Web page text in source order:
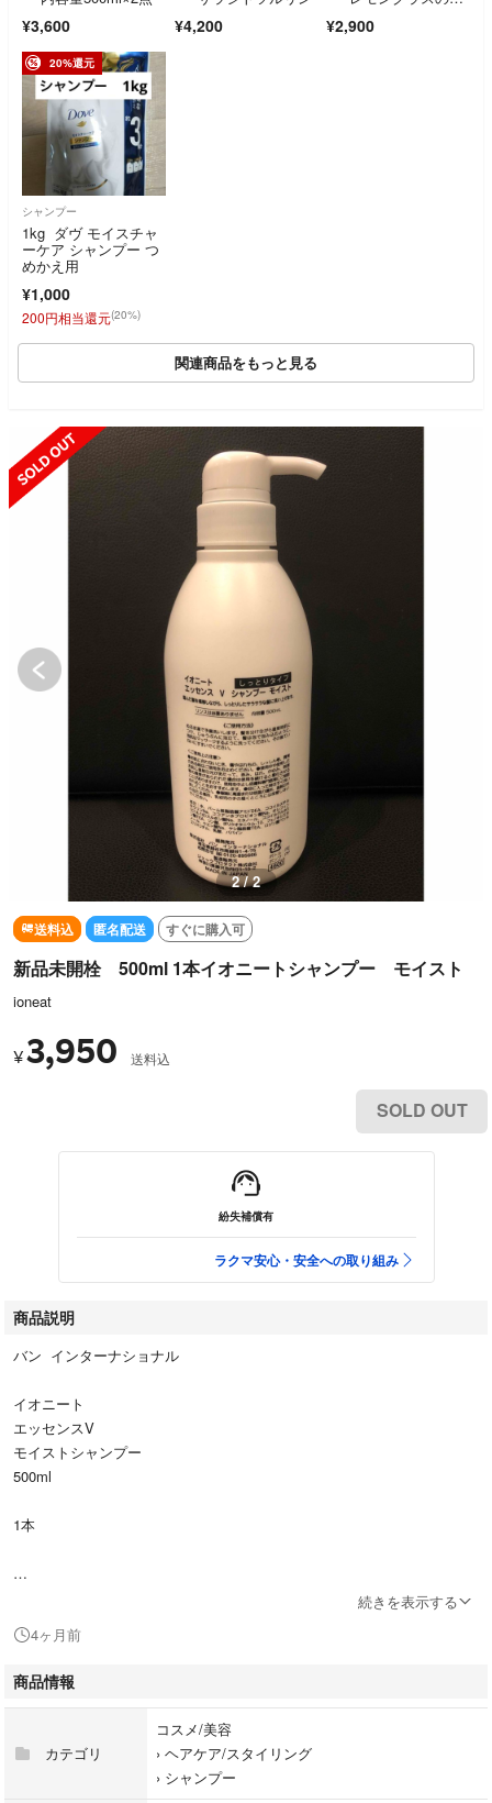
¥3,600 ¥4,200 ¥2,900
20%還元
シャンプー
1kg ダヴ モイスチャ
ーケア シャンプー つ
めかえ用
¥1,000
200円相当還元(20%)
関連商品をもっと見る
SOLD OUT
2 / 2
送料込 匿名配送 すぐに購入可
新品未開栓 500ml 1本イオニートシャンプー モイスト
ioneat
¥3,950 送料込
SOLD OUT
紛失補償有
ラクマ安心・安全への取り組み
商品説明
バン インターナショナル
イオニート
エッセンスV
モイストシャンプー
500ml
1本
☆傷んだ髪を補修しながら しっとりサラサラか髪に洗い上げます。
値引き不可
#イオニート
続きを表示する
4ヶ月前
商品情報
カテゴリ
コスメ/美容
› ヘアケア/スタイリング
› シャンプー